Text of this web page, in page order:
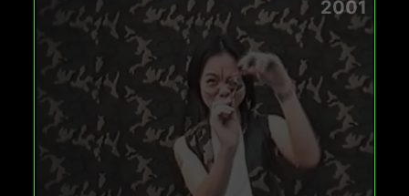
2001